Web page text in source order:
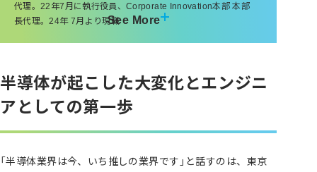
代理。22年7月に執行役員、Corporate Innovation本部 本部
長代理。24年 7月より現職See More
半導体が起こした大変化とエンジニ
アとしての第一歩
「半導体業界は今、いち推しの業界です」と話すのは、東京